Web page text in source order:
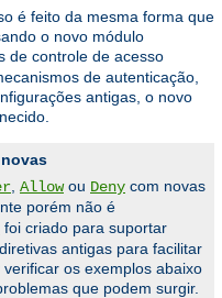
é feito da mesma forma que
o novo módulo
de controle de acesso
de autenticação,
antigas, o novo
Allowou Deny com novas
porém não é
foi criado para suportar
antigas para facilitar
os exemplos abaixo
que podem surgir.